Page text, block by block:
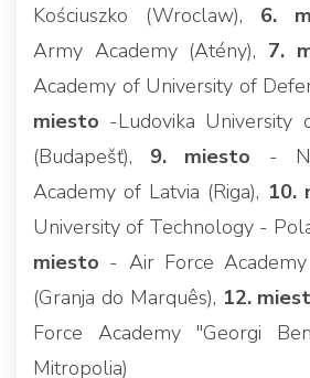
Kościuszko (Wroclaw), 6.
Army Academy (Atény), 7.
Academy of University of
miesto -Ludovika University
(Budapešť), 9. miesto -
Academy of Latvia (Riga), 10.
University of Technology -
miesto - Air Force
(Granja do Marquês), 12.
Force Academy "Georgi
Mitropolia)